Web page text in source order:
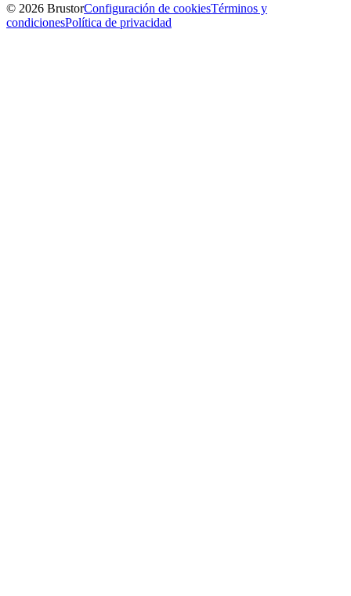
© 2026 BrustorConfiguración de cookiesTérminos y
condicionesPolítica de privacidad